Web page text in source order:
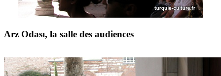
Arz Odası, la salle des audiences